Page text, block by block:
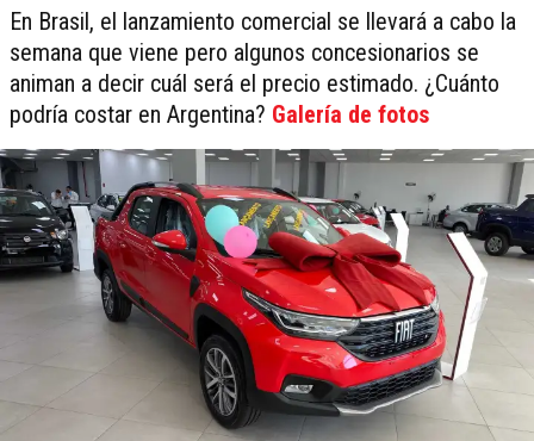
En Brasil, el lanzamiento comercial se llevará a cabo la
semana que viene pero algunos concesionarios se
animan a decir cuál será el precio estimado. ¿Cuánto
podría costar en Argentina? Galería de fotos